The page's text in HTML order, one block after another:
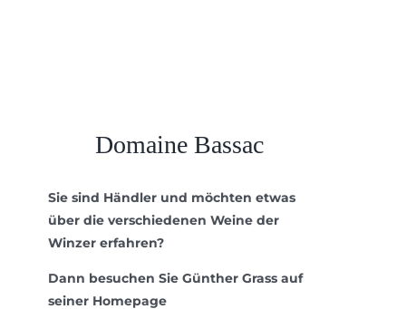
Domaine Bassac
Sie sind Händler und möchten etwas
über die verschiedenen Weine der
Winzer erfahren?
Dann besuchen Sie Günther Grass auf
seiner Homepage